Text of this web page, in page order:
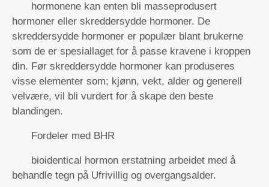
hormonene kan enten bli masseprodusert
hormoner eller skreddersydde hormoner. De
skreddersydde hormoner er populær blant brukerne
som de er spesiallaget for å passe kravene i kroppen
din. Før skreddersydde hormoner kan produseres
visse elementer som; kjønn, vekt, alder og generell
velvære, vil bli vurdert for å skape den beste
blandingen.
Fordeler med BHR
bioidentical hormon erstatning arbeidet med å
behandle tegn på Ufrivillig og overgangsalder.